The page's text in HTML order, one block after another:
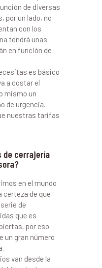
de diversas
por un lado, no
con los
tendrá unas
en función de
es básico
a costar el
mismo un
de urgencia.
nuestras tarifas
de cerrajería
en el mundo
certeza de que
de
que es
por eso
un gran número
van desde la